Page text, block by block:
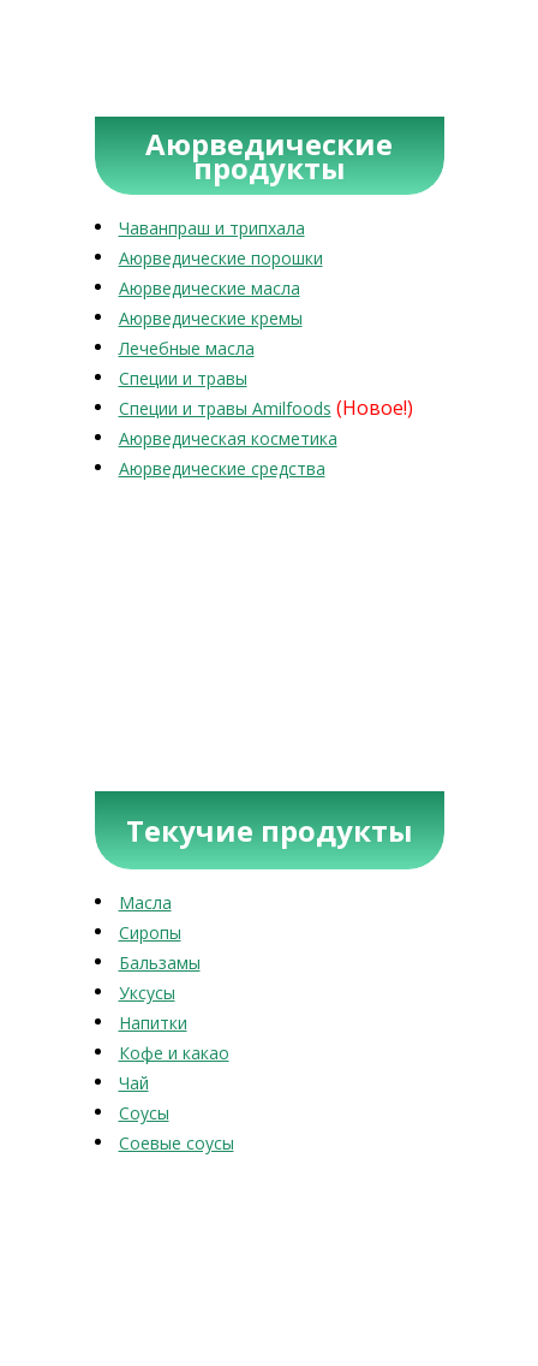
Аюрведические
продукты
Чаванпраш и трипхала
Аюрведические порошки
Аюрведические масла
Аюрведические кремы
Лечебные масла
Специи и травы
Специи и травы Amilfoods (Новое!)
Аюрведическая косметика
Аюрведические средства
Текучие продукты
Масла
Сиропы
Бальзамы
Уксусы
Напитки
Кофе и какао
Чай
Соусы
Соевые соусы